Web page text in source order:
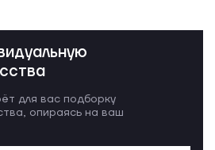
для вас подборку
опираясь на ваш